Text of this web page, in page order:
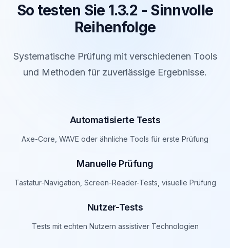
So testen Sie 1.3.2 - Sinnvolle
Reihenfolge
Systematische Prüfung mit verschiedenen Tools
und Methoden für zuverlässige Ergebnisse.
Automatisierte Tests
Axe-Core, WAVE oder ähnliche Tools für erste Prüfung
Manuelle Prüfung
Tastatur-Navigation, Screen-Reader-Tests, visuelle Prüfung
Nutzer-Tests
Tests mit echten Nutzern assistiver Technologien